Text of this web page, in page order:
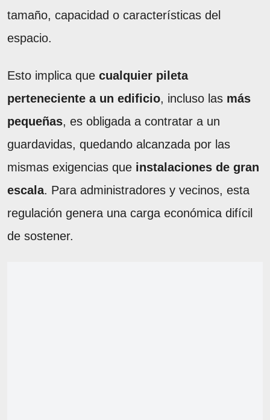
tamaño, capacidad o características del
espacio.
Esto implica que cualquier pileta
perteneciente a un edificio, incluso las más
pequeñas, es obligada a contratar a un
guardavidas, quedando alcanzada por las
mismas exigencias que instalaciones de gran
escala. Para administradores y vecinos, esta
regulación genera una carga económica difícil
de sostener.